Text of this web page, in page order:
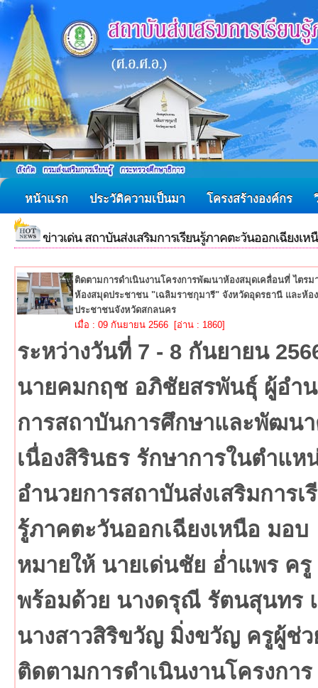
หน้าแรก ประวัติความเป็นมา โครงสร้างองค์กร
ข่าวเด่น สถาบันส่งเสริมการเรียนรู้ภาคตะวันออกเฉียงเห
ติดตามการดำเนินงานโครงการพัฒนาห้องสมุดเคลื่อนที่ ไตร
ห้องสมุดประชาชน "เฉลิมราชกุมารี" จังหวัดอุดรธานี และห้อ
ประชาชนจังหวัดสกลนคร
เมื่อ : 09 กันยายน 2566 [อ่าน : 1860]
ระหว่างวันที่ 7 - 8 กันยายน
นายคมกฤช อภิชัยสรพันธุ์ ผู้อำ
การสถาบันการศึกษาและพัฒน
เนื่องสิรินธร รักษาการในตำแห
อำนวยการสถาบันส่งเสริมการเ
รู้ภาคตะวันออกเฉียงเหนือ มอบ
หมายให้ นายเด่นชัย อ่ำแพร ครู
พร้อมด้วย นางดรุณี รัตนสุนทร
นางสาวสิริขวัญ มิ่งขวัญ ครูผู้ช่ว
ติดตามการดำเนินงานโครงการ